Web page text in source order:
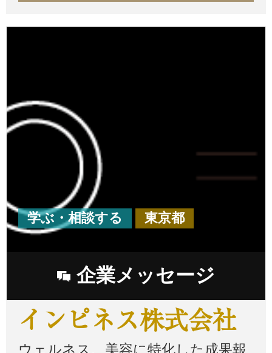
企業メッセージ
学ぶ・相談する 東京都
インピネス株式会社